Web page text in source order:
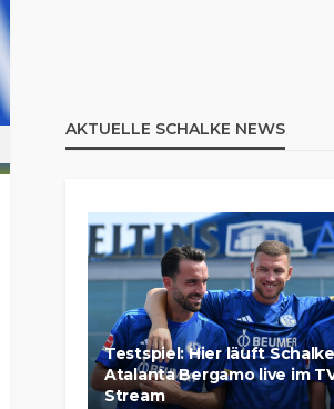
AKTUELLE SCHALKE NEWS
Testspiel: Hier läuft
Atalanta Bergamo live im
Stream